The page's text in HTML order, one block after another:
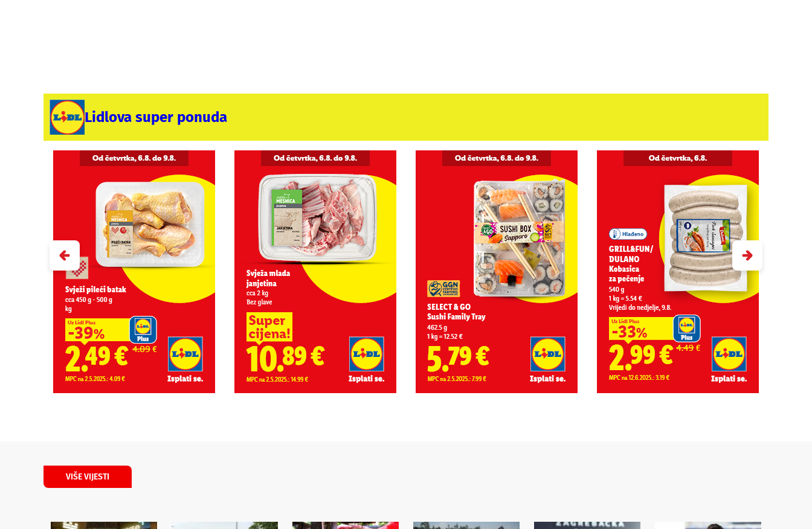
Lidlova super ponuda
VIŠE VIJESTI